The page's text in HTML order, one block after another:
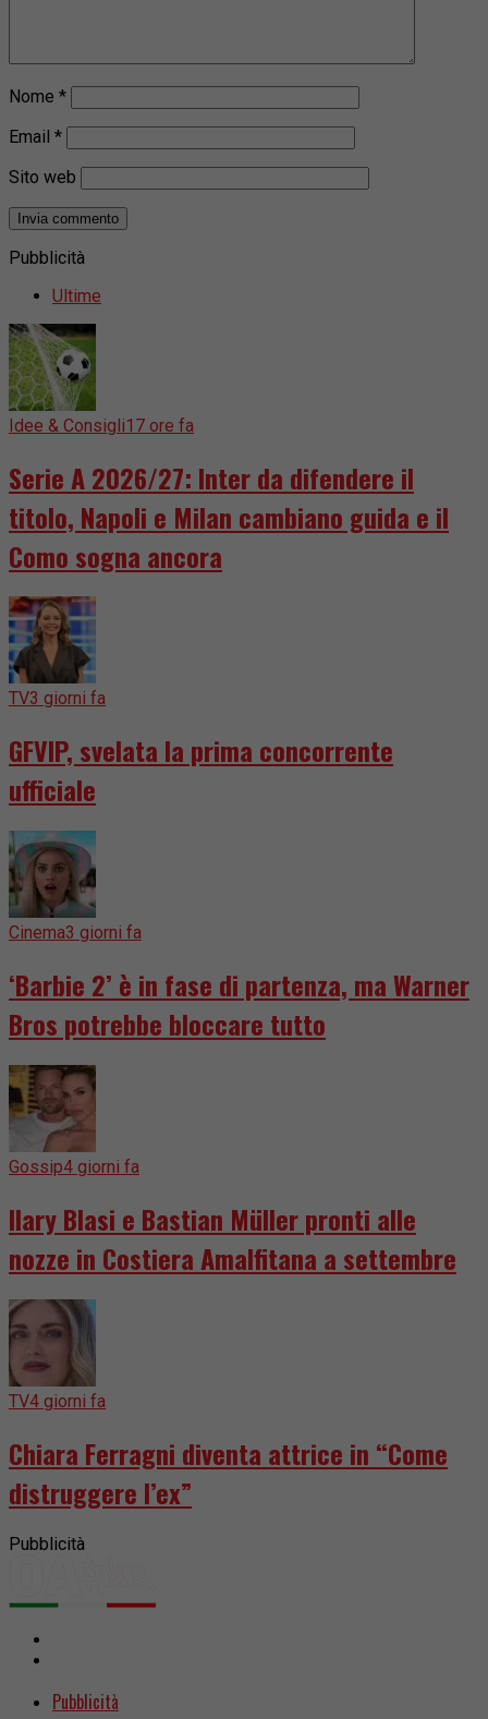
Nome *
Email *
Sito web
Pubblicità
Ultime
Idee & Consigli17 ore fa
Serie A 2026/27: Inter da difendere il
titolo, Napoli e Milan cambiano guida e il
Como sogna ancora
TV3 giorni fa
GFVIP, svelata la prima concorrente
ufficiale
Cinema3 giorni fa
‘Barbie 2’ è in fase di partenza, ma Warner
Bros potrebbe bloccare tutto
Gossip4 giorni fa
Ilary Blasi e Bastian Müller pronti alle
nozze in Costiera Amalfitana a settembre
TV4 giorni fa
Chiara Ferragni diventa attrice in “Come
distruggere l’ex”
Pubblicità
Pubblicità